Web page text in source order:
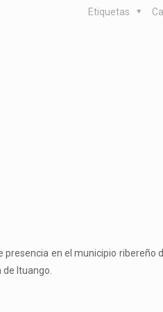
Etiquetas
presencia en el municipio ribereño
Ituango.